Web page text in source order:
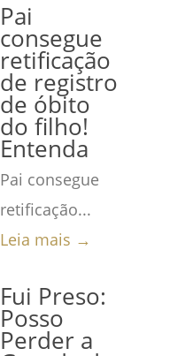
Pai
consegue
retificação
de registro
de óbito
do filho!
Entenda
Pai consegue
retificação...
Leia mais →
Fui Preso:
Posso
Perder a